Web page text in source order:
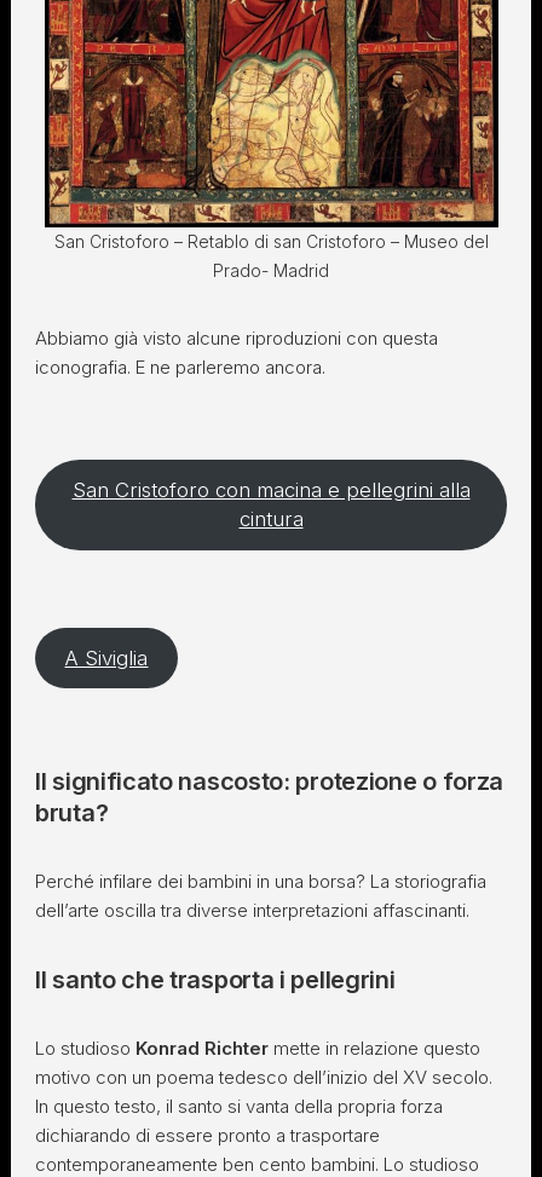
San Cristoforo – Retablo di san Cristoforo – Museo del
Prado- Madrid
Abbiamo già visto alcune riproduzioni con questa
iconografia. E ne parleremo ancora.
San Cristoforo con macina e pellegrini alla
cintura
A Siviglia
Il significato nascosto: protezione o forza
bruta?
Perché infilare dei bambini in una borsa? La storiografia
dell’arte oscilla tra diverse interpretazioni affascinanti.
Il santo che trasporta i pellegrini
Lo studioso Konrad Richter mette in relazione questo
motivo con un poema tedesco dell’inizio del XV secolo.
In questo testo, il santo si vanta della propria forza
dichiarando di essere pronto a trasportare
contemporaneamente ben cento bambini. Lo studioso